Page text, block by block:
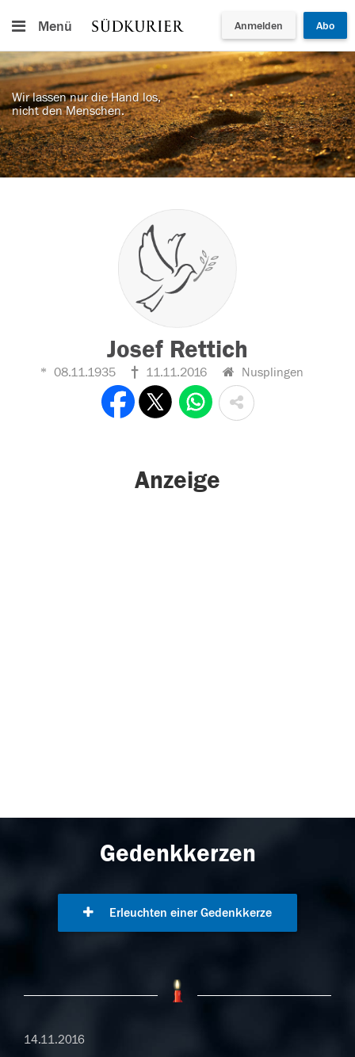
Menü Anmelden Abo
Wir lassen nur die Hand los,
nicht den Menschen.
Josef Rettich
08.11.1935 11.11.2016 Nusplingen
Anzeige
Gedenkkerzen
Erleuchten einer Gedenkkerze
14.11.2016